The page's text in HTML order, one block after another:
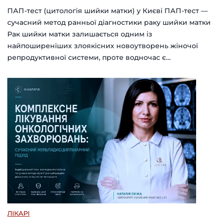
ПАП-тест (цитологія шийки матки) у Києві ПАП-тест —
сучасний метод ранньої діагностики раку шийки матки
Рак шийки матки залишається одним із
найпоширеніших злоякісних новоутворень жіночої
репродуктивної системи, проте водночас є…
ЛІКАРІ